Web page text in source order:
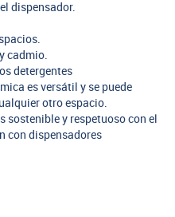
dispensador.
cadmio.
detergentes
es versátil y se puede
otro espacio.
sostenible y respetuoso con el
con dispensadores